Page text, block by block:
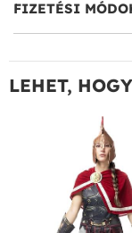
FIZETÉSI
LEHET,